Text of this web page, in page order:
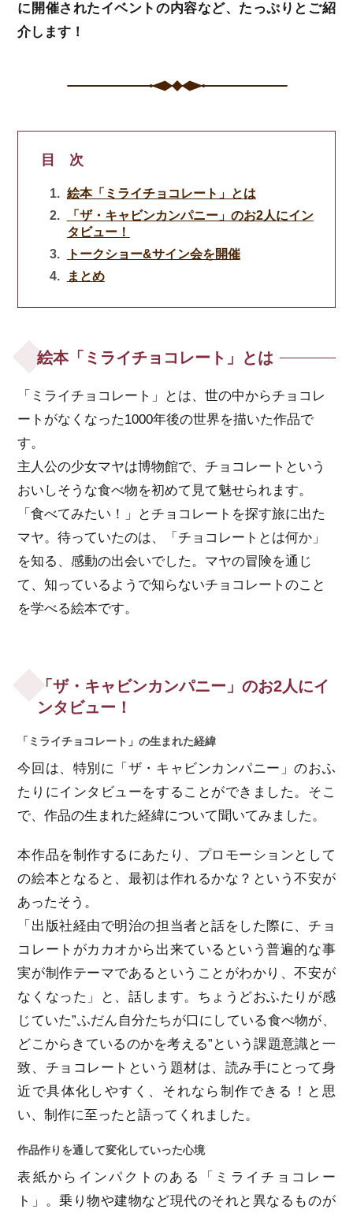
に開催されたイベントの内容など、たっぷりとご紹
介します！
目 次
絵本「ミライチョコレート」とは
「ザ・キャビンカンパニー」のお2人にイン
タビュー！
トークショー&サイン会を開催
まとめ
絵本「ミライチョコレート」とは
「ミライチョコレート」とは、世の中からチョコレ
ートがなくなった1000年後の世界を描いた作品で
す。
主人公の少女マヤは博物館で、チョコレートという
おいしそうな食べ物を初めて見て魅せられます。
「食べてみたい！」とチョコレートを探す旅に出た
マヤ。待っていたのは、「チョコレートとは何か」
を知る、感動の出会いでした。マヤの冒険を通じ
て、知っているようで知らないチョコレートのこと
を学べる絵本です。
「ザ・キャビンカンパニー」のお2人にイ
ンタビュー！
「ミライチョコレート」の生まれた経緯
今回は、特別に「ザ・キャビンカンパニー」のおふ
たりにインタビューをすることができました。そこ
で、作品の生まれた経緯について聞いてみました。
本作品を制作するにあたり、プロモーションとして
の絵本となると、最初は作れるかな？という不安が
あったそう。
「出版社経由で明治の担当者と話をした際に、チョ
コレートがカカオから出来ているという普遍的な事
実が制作テーマであるということがわかり、不安が
なくなった」と、話します。ちょうどおふたりが感
じていた”ふだん自分たちが口にしている食べ物が、
どこからきているのかを考える”という課題意識と一
致、チョコレートという題材は、読み手にとって身
近で具体化しやすく、それなら制作できる！と思
い、制作に至ったと語ってくれました。
作品作りを通して変化していった心境
表紙からインパクトのある「ミライチョコレー
ト」。乗り物や建物など現代のそれと異なるものが